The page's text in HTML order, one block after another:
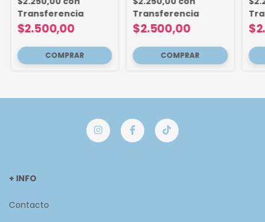
$2.500,00
Transferencia
$2.500,00
Transferencia
+ INFO
Contacto